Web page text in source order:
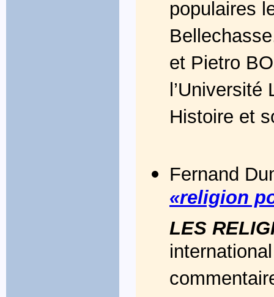
populaires
et Pietro
Histoire et
Fernand
«religion
LES